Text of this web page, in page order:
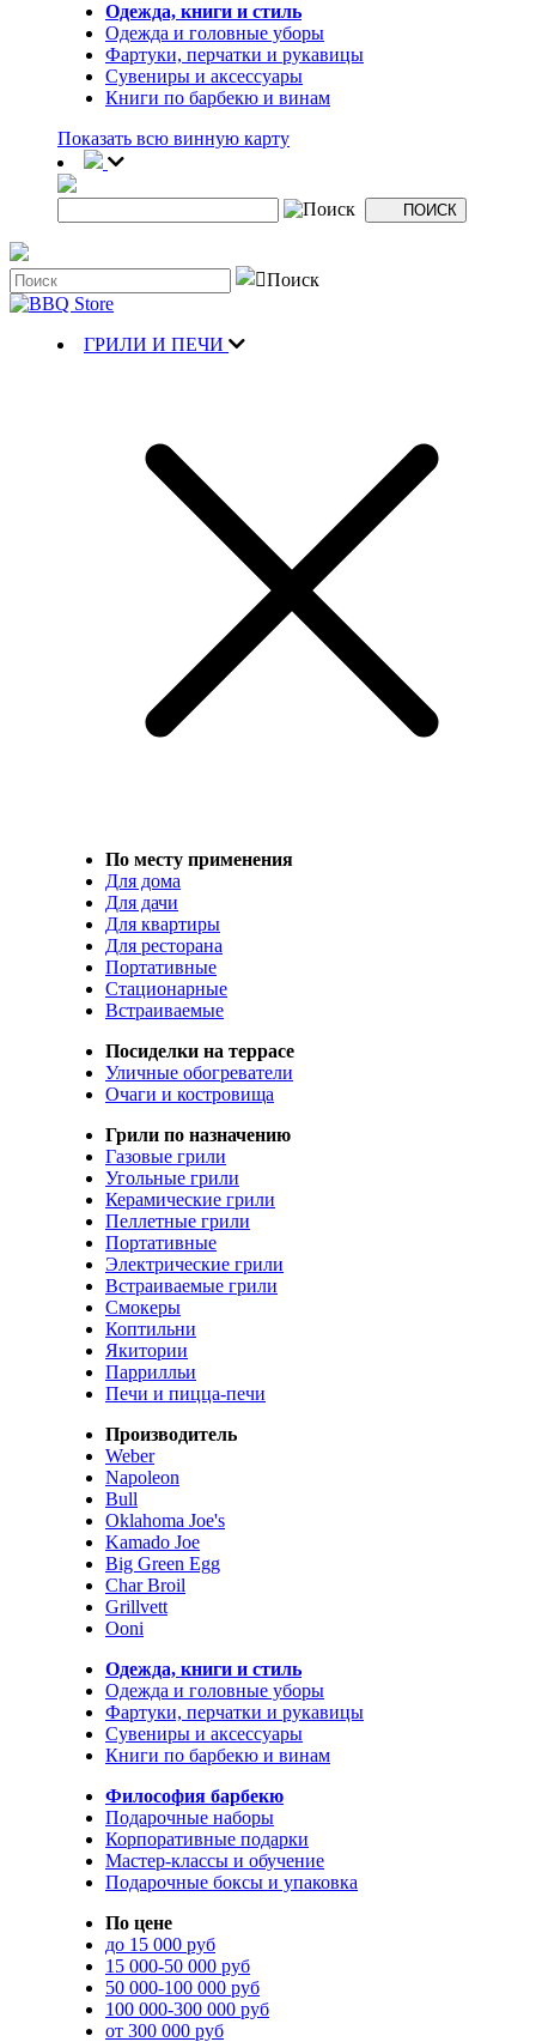
Одежда, книги и стиль
Одежда и головные уборы
Фартуки, перчатки и рукавицы
Сувениры и аксессуары
Книги по барбекю и винам
Показать всю винную карту
ГРИЛИ И ПЕЧИ
По месту применения
Для дома
Для дачи
Для квартиры
Для ресторана
Портативные
Стационарные
Встраиваемые
Посиделки на террасе
Уличные обогреватели
Очаги и костровища
Грили по назначению
Газовые грили
Угольные грили
Керамические грили
Пеллетные грили
Портативные
Электрические грили
Встраиваемые грили
Смокеры
Коптильни
Якитории
Паррилльи
Печи и пицца-печи
Производитель
Weber
Napoleon
Bull
Oklahoma Joe's
Kamado Joe
Big Green Egg
Char Broil
Grillvett
Ooni
Одежда, книги и стиль
Одежда и головные уборы
Фартуки, перчатки и рукавицы
Сувениры и аксессуары
Книги по барбекю и винам
Философия барбекю
Подарочные наборы
Корпоративные подарки
Мастер-классы и обучение
Подарочные боксы и упаковка
По цене
до 15 000 руб
15 000-50 000 руб
50 000-100 000 руб
100 000-300 000 руб
от 300 000 руб